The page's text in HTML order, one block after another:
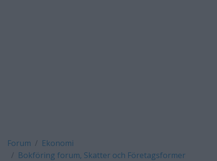
Forum
Ekonomi
Bokföring forum, Skatter och Företagsformer